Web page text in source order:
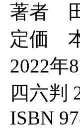
著者
定価
2022年
四六判
ISBN